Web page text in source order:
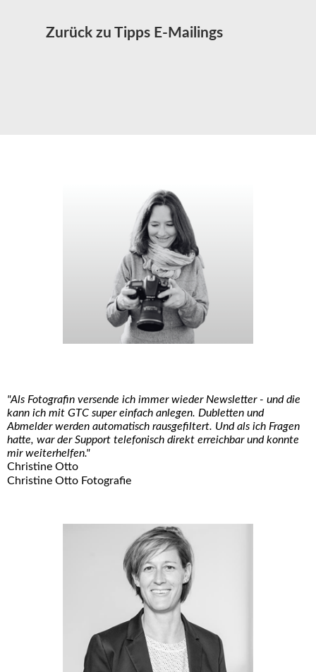
Zurück zu Tipps E-Mailings
"Als Fotografin versende ich immer wieder Newsletter - und die
kann ich mit GTC super einfach anlegen. Dubletten und
Abmelder werden automatisch rausgefiltert. Und als ich Fragen
hatte, war der Support telefonisch direkt erreichbar und konnte
mir weiterhelfen."
Christine Otto
Christine Otto Fotografie